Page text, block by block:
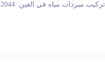
مبردات مياه في العين :0543172044